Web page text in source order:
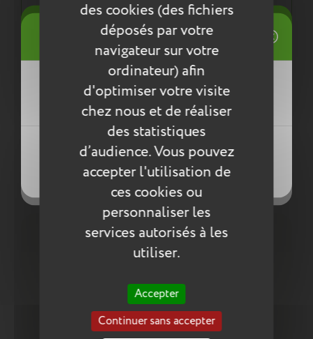
des cookies (des fichiers
déposés par votre
navigateur sur votre
ordinateur) afin
d'optimiser votre visite
chez nous et de réaliser
des statistiques
d’audience. Vous pouvez
accepter l'utilisation de
ces cookies ou
personnaliser les
services autorisés à les
utiliser.
Accepter
Continuer sans accepter
normes environnementales européennes ReACH
Entretien
Pour l’entretien de nos produits, nous vous
conseillons d’utiliser un chiffon humide ou une
éponge légèrement humidifiée à l'eau
savonneuse. N’utilisez pas de produits agressifs
qui risqueraient de détériorer le produit.
Compléter la collection
Mes listes d'envies
Créer une nouvelle liste
((title))
((cancelText))
((createText))
Connexion
Vous devez être connecté pour ajouter
des produits à votre liste d'envies.
((cancelText))
((loginText))